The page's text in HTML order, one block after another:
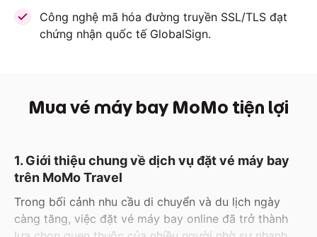
Công nghệ mã hóa đường truyền SSL/TLS đạt
chứng nhận quốc tế GlobalSign.
Mua vé máy bay MoMo tiện lợi
1. Giới thiệu chung về dịch vụ đặt vé máy bay
trên MoMo Travel
Trong bối cảnh nhu cầu di chuyển và du lịch ngày
càng tăng, việc đặt vé máy bay online đã trở thành